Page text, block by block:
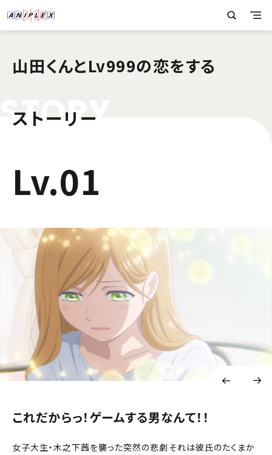
山田くんとLv999の恋をする
STORY
ストーリー
Lv.01
これだからっ！ゲームする男なんて！！
女子大生・木之下茜を襲った突然の悲劇――それは彼氏のたくまか